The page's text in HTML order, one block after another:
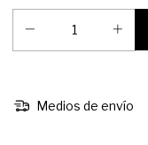
Medios de envío